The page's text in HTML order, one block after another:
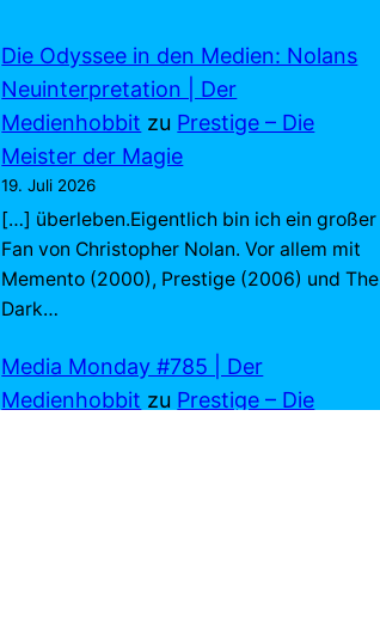
Die Odyssee in den Medien: Nolans
Neuinterpretation | Der
Medienhobbit zu Prestige – Die
Meister der Magie
19. Juli 2026
[…] überleben.Eigentlich bin ich ein großer
Fan von Christopher Nolan. Vor allem mit
Memento (2000), Prestige (2006) und The
Dark…
Media Monday #785 | Der
Medienhobbit zu Prestige – Die